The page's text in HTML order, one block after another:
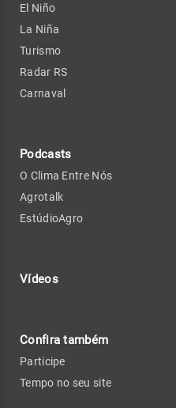
El Niño
La Niña
Turismo
Radar RS
Carnaval
Podcasts
O Clima Entre Nós
Agrotalk
EstúdioAgro
Vídeos
Confira também
Participe
Tempo no seu site